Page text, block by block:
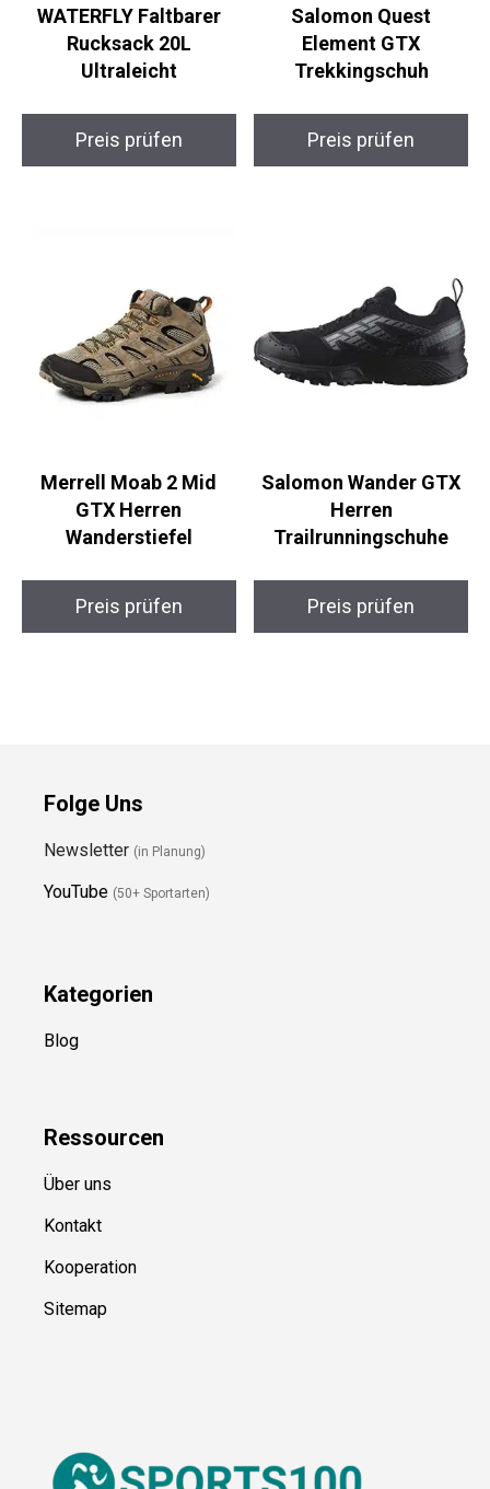
WATERFLY Faltbarer
Rucksack 20L
Salomon Quest
Element GTX
Merrell Moab 2 Mid
GTX Herren
Preis prüfen
Salomon Wander GTX
Herren
Preis prüfen
Newsletter
Ressource
Über uns
Kontakt
Kooperation